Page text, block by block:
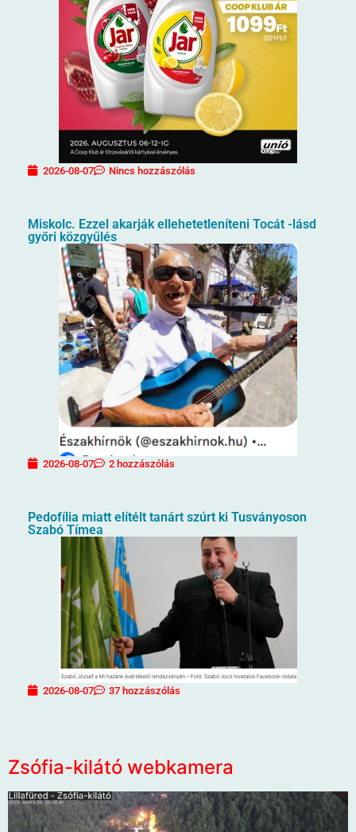
2026-08-07 Nincs hozzászólás
Miskolc. Ezzel akarják ellehetetleníteni Tocát -lásd
győri közgyűlés
2026-08-07 2 hozzászólás
Pedofília miatt elítélt tanárt szúrt ki Tusványoson
Szabó Tímea
2026-08-07 37 hozzászólás
Zsófia-kilátó webkamera